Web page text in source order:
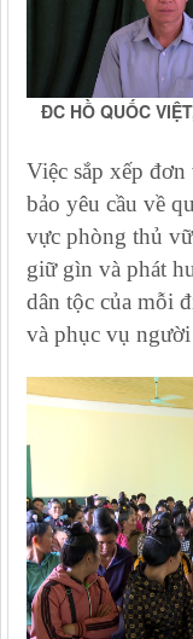
ĐC HỒ QUỐC
Việc sắp xếp
bảo yêu cầu về
vực phòng thủ
giữ gìn và phát
dân tộc của mỗi
và phục vụ